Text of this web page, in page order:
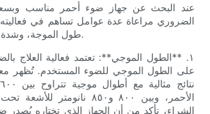
عند البحث عن جهاز ضوء أحمر مناسب
الضروري مراعاة عدة عوامل تساهم في
طول الموجة، وشدة الضوء، وتصميم الجهاز.
١. **الطول الموجي**: تعتمد فعالية العلاج
على الطول الموجي للضوء المستخدم. تُظهر
الأحمر، وبين ٨٠٠ و٨٥٠
الشراء، تأكد من أن الجهاز الذي تختاره يُصدر